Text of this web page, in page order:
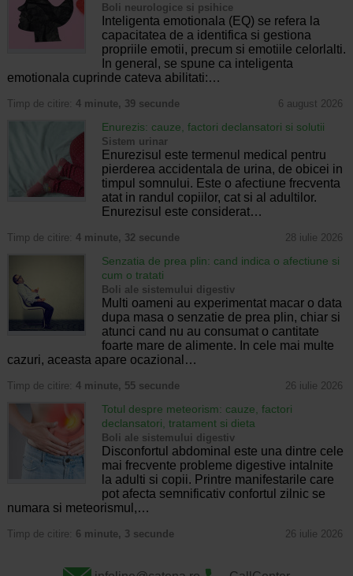
Boli neurologice si psihice
Inteligenta emotionala (EQ) se refera la
capacitatea de a identifica si gestiona
propriile emotii, precum si emotiile celorlalti.
In general, se spune ca inteligenta
emotionala cuprinde cateva abilitati:…
Timp de citire: 4 minute, 39 secunde 6 august 2026
Enurezis: cauze, factori declansatori si solutii
Sistem urinar
Enurezisul este termenul medical pentru
pierderea accidentala de urina, de obicei in
timpul somnului. Este o afectiune frecventa
atat in randul copiilor, cat si al adultilor.
Enurezisul este considerat…
Timp de citire: 4 minute, 32 secunde 28 iulie 2026
Senzatia de prea plin: cand indica o afectiune si
cum o tratati
Boli ale sistemului digestiv
Multi oameni au experimentat macar o data
dupa masa o senzatie de prea plin, chiar si
atunci cand nu au consumat o cantitate
foarte mare de alimente. In cele mai multe
cazuri, aceasta apare ocazional…
Timp de citire: 4 minute, 55 secunde 26 iulie 2026
Totul despre meteorism: cauze, factori
declansatori, tratament si dieta
Boli ale sistemului digestiv
Disconfortul abdominal este una dintre cele
mai frecvente probleme digestive intalnite
la adulti si copii. Printre manifestarile care
pot afecta semnificativ confortul zilnic se
numara si meteorismul,…
Timp de citire: 6 minute, 3 secunde 26 iulie 2026